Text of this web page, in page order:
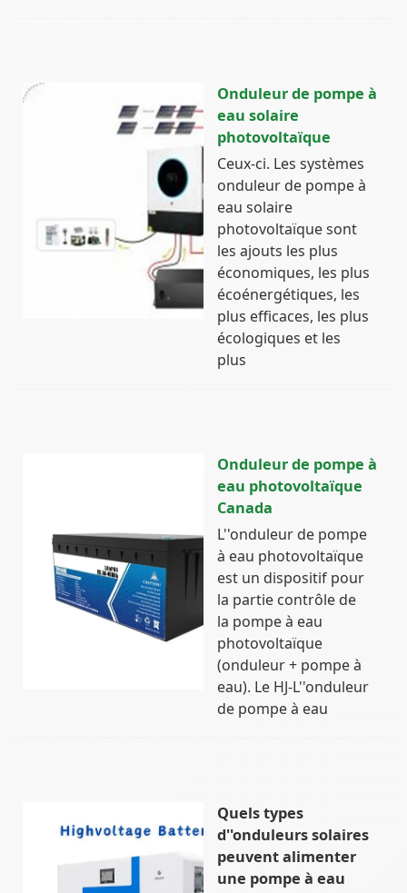
Onduleur de pompe à
eau solaire
photovoltaïque
Ceux-ci. Les systèmes
onduleur de pompe à
eau solaire
photovoltaïque sont
les ajouts les plus
économiques, les plus
écoénergétiques, les
plus efficaces, les plus
écologiques et les
plus
Onduleur de pompe à
eau photovoltaïque
Canada
L''onduleur de pompe
à eau photovoltaïque
est un dispositif pour
la partie contrôle de
la pompe à eau
photovoltaïque
(onduleur + pompe à
eau). Le HJ-L''onduleur
de pompe à eau
Quels types
d''onduleurs solaires
peuvent alimenter
une pompe à eau